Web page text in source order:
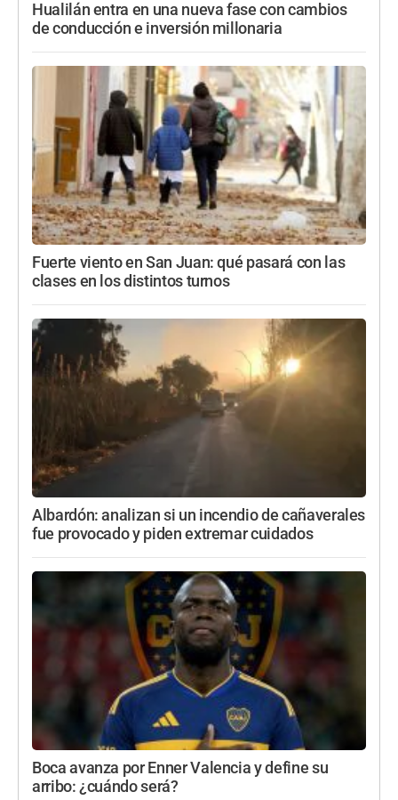
Hualilán entra en una nueva fase con cambios
de conducción e inversión millonaria
Fuerte viento en San Juan: qué pasará con las
clases en los distintos turnos
Albardón: analizan si un incendio de cañaverales
fue provocado y piden extremar cuidados
Boca avanza por Enner Valencia y define su
arribo: ¿cuándo será?